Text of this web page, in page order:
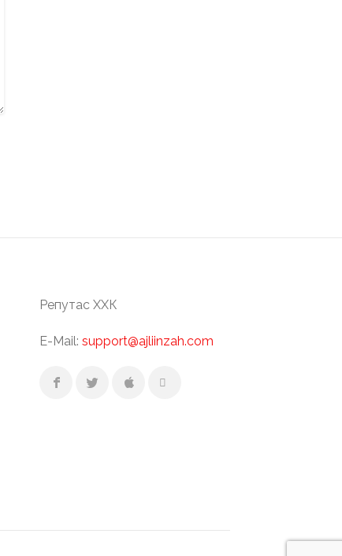
Репутас ХХК
E-Mail: support@ajliinzah.com